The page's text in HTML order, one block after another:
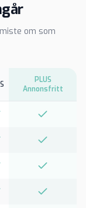
om som
PLUS
Annonsfritt